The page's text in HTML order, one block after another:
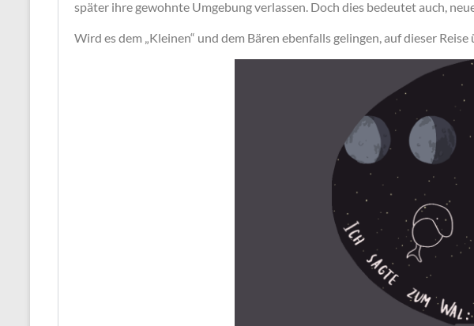
später ihre gewohnte Umgebung verlassen. Doch dies bedeutet auch,
Wird es dem „Kleinen“ und dem Bären ebenfalls gelingen, auf dieser